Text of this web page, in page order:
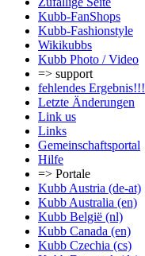
Kubb-FanShops
Kubb-Fashionstyle
Wikikubbs
Kubb Photo / Video
=> support
fehlendes Ergebnis!!!
Letzte Änderungen
Link us
Links
Gemeinschafts­portal
Hilfe
=> Portale
Kubb Austria (de-at)
Kubb Australia (en)
Kubb België (nl)
Kubb Canada (en)
Kubb Czechia (cs)